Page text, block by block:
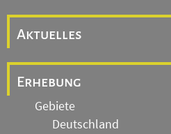
Aktuelles
Erhebung
Gebiete
Deutschland